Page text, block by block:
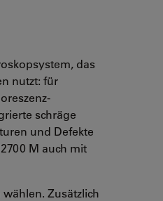
das
nutzt: für
schräge
und Defekte
M auch mit
Zusätzlich